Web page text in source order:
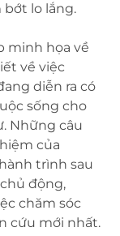
bớt lo lắng.
minh họa về
về việc
diễn ra có
sống cho
Những câu
của
trình sau
động,
chăm sóc
cứu mới nhất.